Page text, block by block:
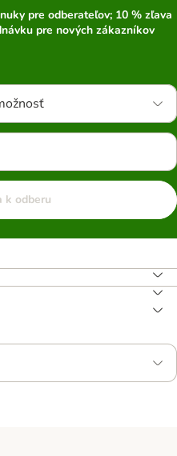
pre odberateľov; 10 % zľava
pre nových zákazníkov
k odberu